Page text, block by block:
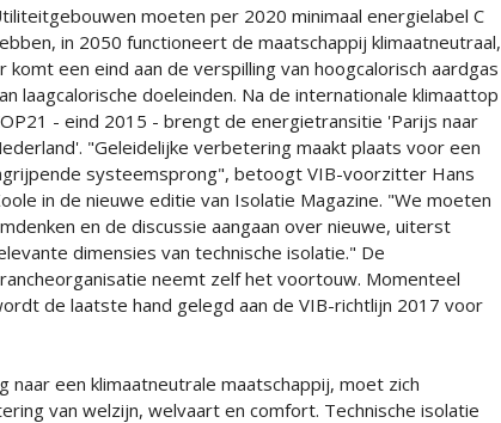
moeten per 2020 minimaal energielabel C
in 2050 functioneert de maatschappij klimaatneutraal,
komt een eind aan de verspilling van hoogcalorisch aardgas
laagcalorische doeleinden. Na de internationale klimaattop
- eind 2015 - brengt de energietransitie 'Parijs naar
"Geleidelijke verbetering maakt plaats voor een
systeemsprong", betoogt VIB-voorzitter Hans
in de nieuwe editie van Isolatie Magazine. "We moeten
en de discussie aangaan over nieuwe, uiterst
dimensies van technische isolatie." De
neemt zelf het voortouw. Momenteel
de laatste hand gelegd aan de VIB-richtlijn 2017 voor
een klimaatneutrale maatschappij, moet zich
van welzijn, welvaart en comfort. Technische isolatie